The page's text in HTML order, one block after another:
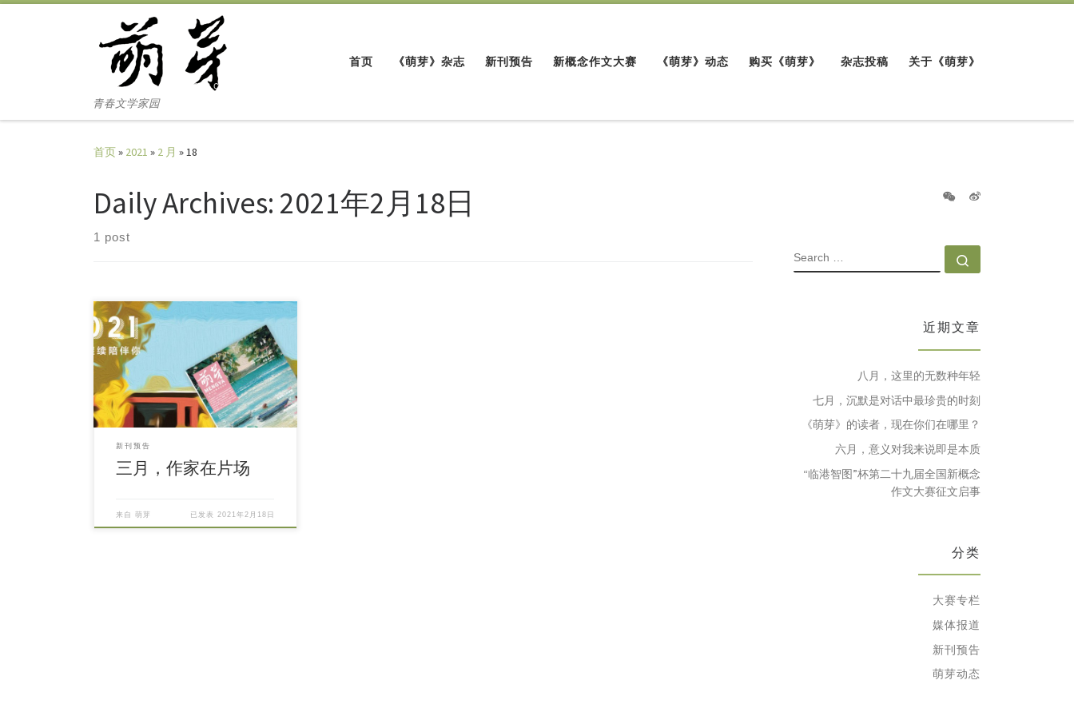
青春文学家园
首页 《萌芽》杂志 新刊预告 新概念作文大赛 《萌芽》动态 购买《萌芽》 杂志投稿 关于《萌芽》
首页» 2021 » 2 月 »18
Daily Archives: 2021年2月18日
1 post
新刊预告
三月，作家在片场
来自萌芽 已发表 2021年2月18日
SEARCH
近期文章
八月，这里的无数种年轻
七月，沉默是对话中最珍贵的时刻
《萌芽》的读者，现在你们在哪里？
六月，意义对我来说即是本质
“临港智图”杯第二十九届全国新概念
作文大赛征文启事
分类
大赛专栏
媒体报道
新刊预告
萌芽动态